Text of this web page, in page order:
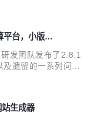
，系统安装采用
识别、系统安全增
，只为给你更好体
设计，焕然一新的
心，只为给你细腻
台，小版本
发团队发布了2.8.1
及遗留的一系列问
了获取集群完整再
的支持； 新增了
生成器